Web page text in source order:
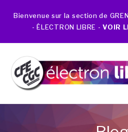
Bienvenue sur la section de
- ÉLECTRON LIBRE -VOIR